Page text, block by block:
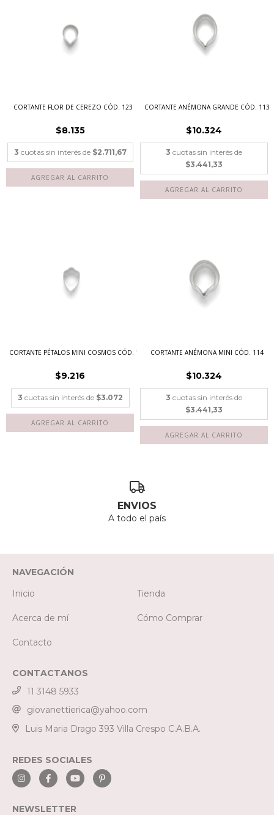
CORTANTE FLOR DE CEREZO CÓD. 123
$8.135
3 cuotas sin interés de $2.711,67
CORTANTE ANÉMONA GRANDE CÓD. 113
$10.324
3 cuotas sin interés de
$3.441,33
CORTANTE PÉTALOS MINI COSMOS CÓD. 101
$9.216
3 cuotas sin interés de $3.072
CORTANTE ANÉMONA MINI CÓD. 114
$10.324
3 cuotas sin interés de
$3.441,33
ENVIOS
A todo el país
NAVEGACIÓN
Inicio
Tienda
Acerca de mí Cómo Comprar
Contacto
CONTACTANOS
11 3148 5933
giovanettierica@yahoo.com
Luis Maria Drago 393 Villa Crespo C.A.B.A.
REDES SOCIALES
NEWSLETTER